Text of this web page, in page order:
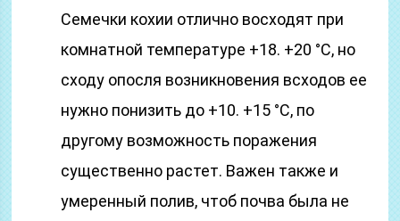
Семечки кохии отлично восходят при
комнатной температуре +18. +20 °С, но
сходу опосля возникновения всходов ее
нужно понизить до +10. +15 °С, по
другому возможность поражения
существенно растет. Важен также и
умеренный полив, чтоб почва была не